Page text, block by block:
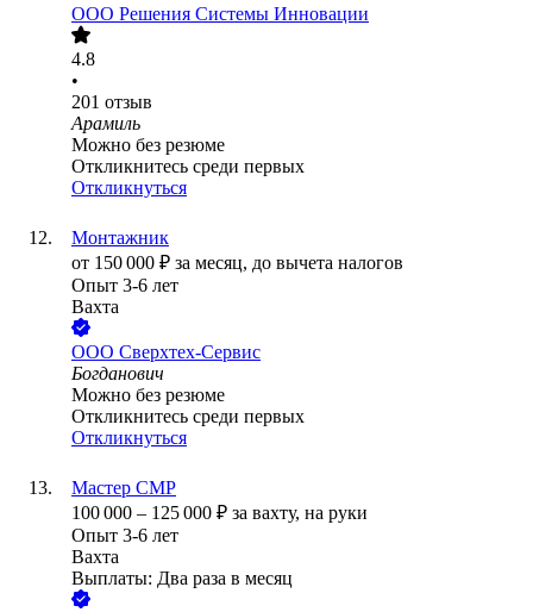
ООО Решения Системы Инновации
4.8
•
201 отзыв
Арамиль
Можно без резюме
Откликнитесь среди первых
Откликнуться
Монтажник
от 150 000 ₽ за месяц, до вычета налогов
Опыт 3-6 лет
Вахта
ООО Сверхтех-Сервис
Богданович
Можно без резюме
Откликнитесь среди первых
Откликнуться
Мастер СМР
100 000 – 125 000 ₽ за вахту, на руки
Опыт 3-6 лет
Вахта
Выплаты: Два раза в месяц